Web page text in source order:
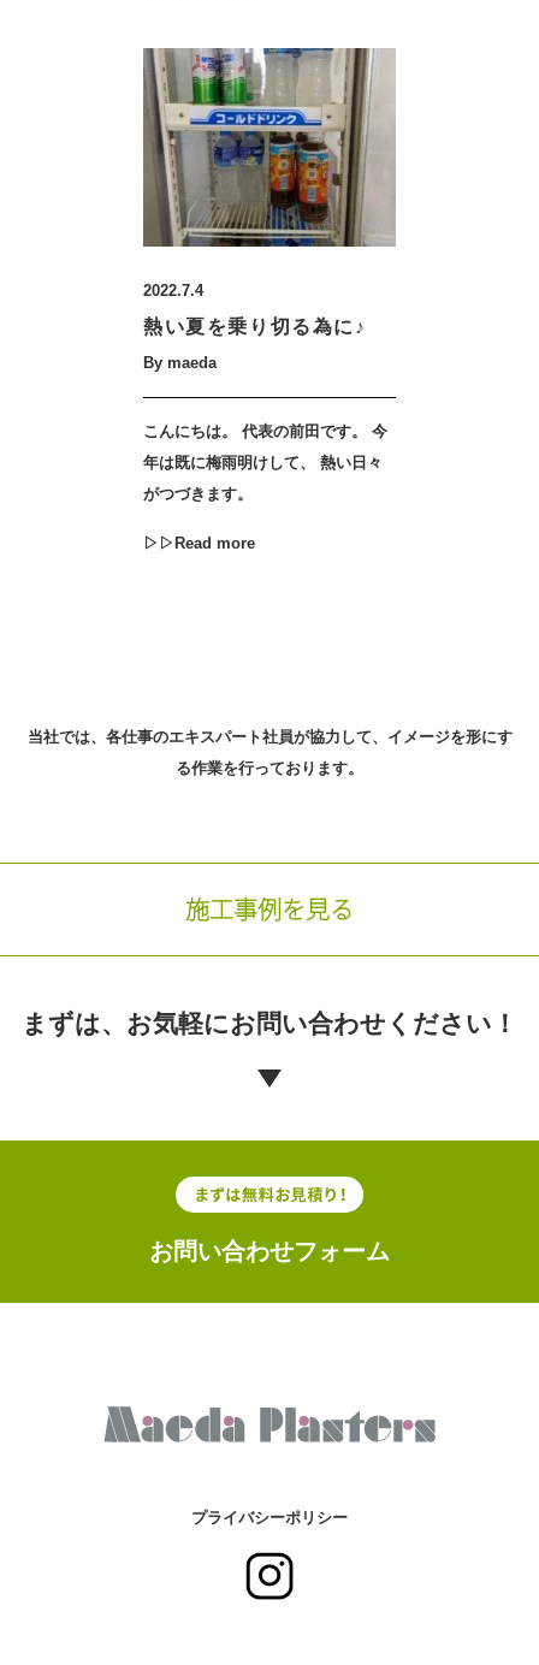
2022.7.4
熱い夏を乗り切る為に♪
By maeda
こんにちは。 代表の前田です。 今
年は既に梅雨明けして、 熱い日々
がつづきます。
▷▷Read more
当社では、各仕事のエキスパート社員が協力して、 イメージを形にす
る作業を行っております。
施工事例を見る
まずは、お気軽にお問い合わせください！
お問い合わせフォーム
プライバシーポリシー